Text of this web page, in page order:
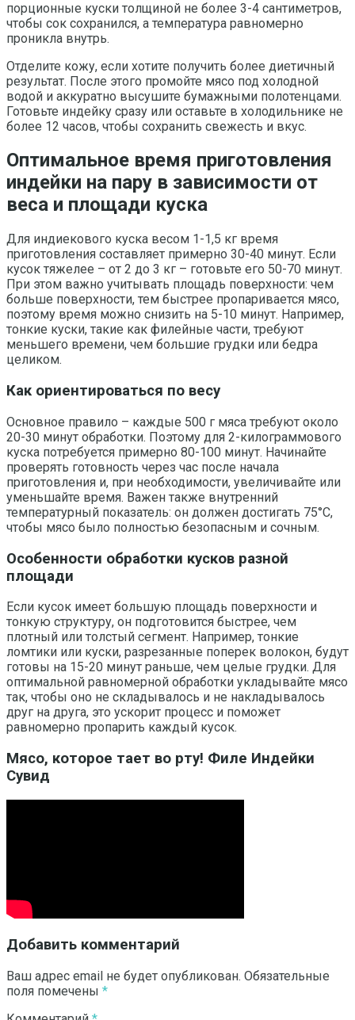
порционные куски толщиной не более 3-4 сантиметров,
чтобы сок сохранился, а температура равномерно
проникла внутрь.
Отделите кожу, если хотите получить более диетичный
результат. После этого промойте мясо под холодной
водой и аккуратно высушите бумажными полотенцами.
Готовьте индейку сразу или оставьте в холодильнике не
более 12 часов, чтобы сохранить свежесть и вкус.
Оптимальное время приготовления
индейки на пару в зависимости от
веса и площади куска
Для индиекового куска весом 1-1,5 кг время
приготовления составляет примерно 30-40 минут. Если
кусок тяжелее – от 2 до 3 кг – готовьте его 50-70 минут.
При этом важно учитывать площадь поверхности: чем
больше поверхности, тем быстрее пропаривается мясо,
поэтому время можно снизить на 5-10 минут. Например,
тонкие куски, такие как филейные части, требуют
меньшего времени, чем большие грудки или бедра
целиком.
Как ориентироваться по весу
Основное правило – каждые 500 г мяса требуют около
20-30 минут обработки. Поэтому для 2-килограммового
куска потребуется примерно 80-100 минут. Начинайте
проверять готовность через час после начала
приготовления и, при необходимости, увеличивайте или
уменьшайте время. Важен также внутренний
температурный показатель: он должен достигать 75°C,
чтобы мясо было полностью безопасным и сочным.
Особенности обработки кусков разной
площади
Если кусок имеет большую площадь поверхности и
тонкую структуру, он подготовится быстрее, чем
плотный или толстый сегмент. Например, тонкие
ломтики или куски, разрезанные поперек волокон, будут
готовы на 15-20 минут раньше, чем целые грудки. Для
оптимальной равномерной обработки укладывайте мясо
так, чтобы оно не складывалось и не накладывалось
друг на друга, это ускорит процесс и поможет
равномерно пропарить каждый кусок.
Мясо, которое тает во рту! Филе Индейки
Сувид
Добавить комментарий
Ваш адрес email не будет опубликован. Обязательные
поля помечены *